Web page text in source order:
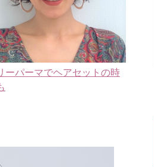
ーパーマでヘアセットの時